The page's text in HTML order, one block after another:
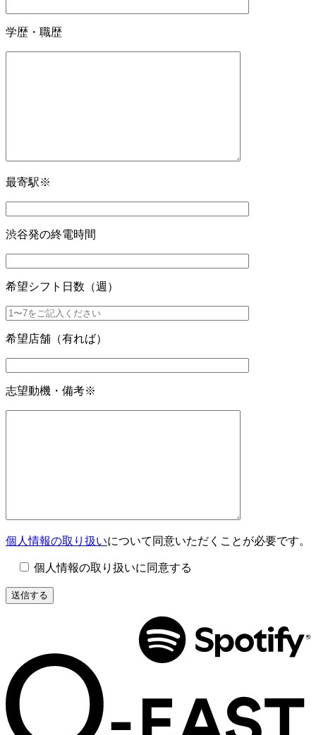
学歴・職歴
最寄駅※
渋谷発の終電時間
希望シフト日数（週）
希望店舗（有れば）
志望動機・備考※
個人情報の取り扱いについて同意いただくことが必要です。
個人情報の取り扱いに同意する